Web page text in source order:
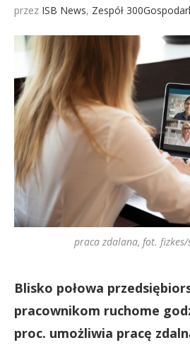
przez ISB News, Zespół
praca zdalana, fot.
Blisko połowa
pracownikom ruchome
proc. umożliwia pracę